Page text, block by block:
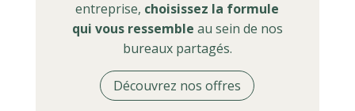
entreprise, choisissez la formule
qui vous ressemble au sein de nos
bureaux partagés.
Découvrez nos offres